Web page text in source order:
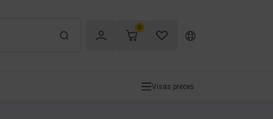
0
Visas preces